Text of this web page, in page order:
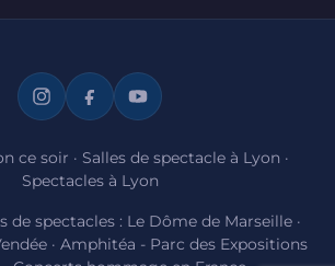
ce soir · Salles de spectacle à Lyon ·
Spectacles à Lyon
de spectacles : Le Dôme de Marseille·
· Amphitéa - Parc des Expositions